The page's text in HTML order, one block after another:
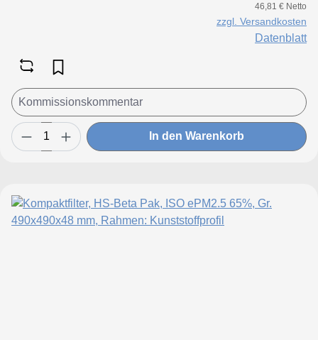
46,81 € Netto
zzgl. Versandkosten
Datenblatt
In den Warenkorb